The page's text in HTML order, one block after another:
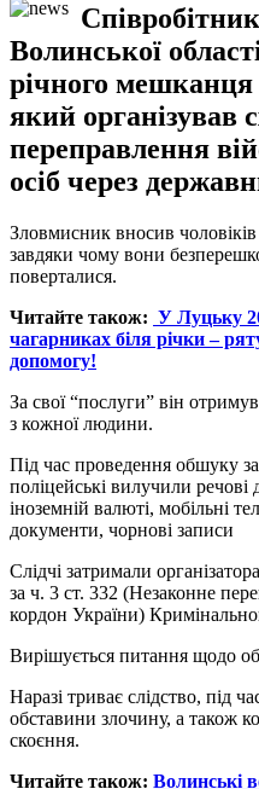
Волинської
річного
який організував
переправлення
осіб через
Зловмисник вносив
завдяки чому вони
поверталися.
Читайте також: У Луцьку
чагарниках біля річки –
допомогу!
За свої “послуги” він
з кожної людини.
Під час проведення обшуку
поліцейські вилучили речові
іноземній валюті, мобільні
документи, чорнові записи
Слідчі затримали
за ч. 3 ст. 332 (Незаконне
кордон України)
Вирішується питання щодо
Наразі триває слідство, під
обставини злочину, а також
скоєння.
Читайте також: Волинські